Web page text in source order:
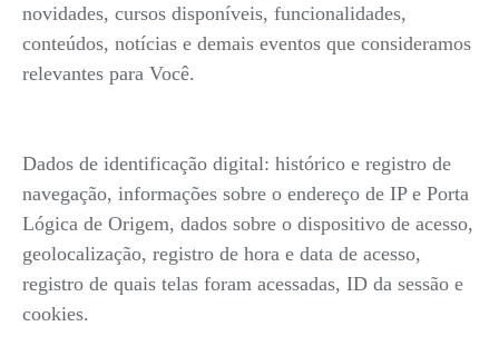
novidades, cursos disponíveis, funcionalidades,
conteúdos, notícias e demais eventos que consideramos
relevantes para Você.
Dados de identificação digital: histórico e registro de
navegação, informações sobre o endereço de IP e Porta
Lógica de Origem, dados sobre o dispositivo de acesso,
geolocalização, registro de hora e data de acesso,
registro de quais telas foram acessadas, ID da sessão e
cookies.